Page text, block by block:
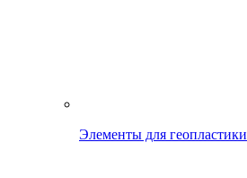
Элементы для геопластики